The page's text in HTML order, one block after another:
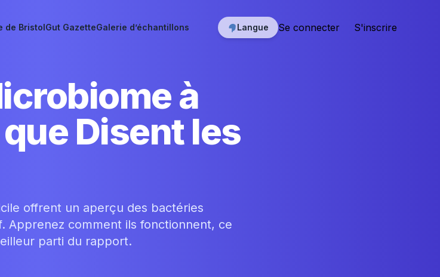
de BristolGut GazetteGalerie d’échantillons Langue Se connecter S'inscrire
à
Disent les
offrent un aperçu des bactéries
Apprenez comment ils fonctionnent, ce
parti du rapport.